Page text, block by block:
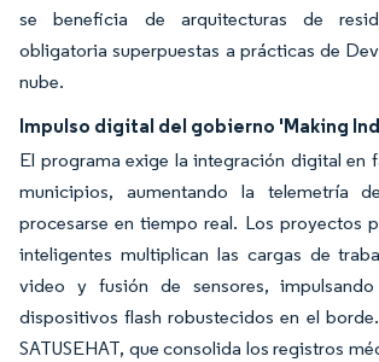
se beneficia de arquitecturas de
obligatoria superpuestas a prácticas de
nube.
Impulso digital del gobierno 'Making
El programa exige la integración digital en
municipios, aumentando la telemetría
procesarse en tiempo real. Los proyectos
inteligentes multiplican las cargas de
video y fusión de sensores,
dispositivos flash robustecidos en el
SATUSEHAT, que consolida los registros